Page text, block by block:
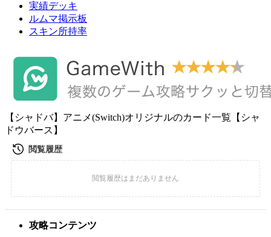
実績デッキ
ルムマ掲示板
スキン所持率
【シャドバ】アニメ(Switch)オリジナルのカード一覧【シャ
ドウバース】
攻略コンテンツ